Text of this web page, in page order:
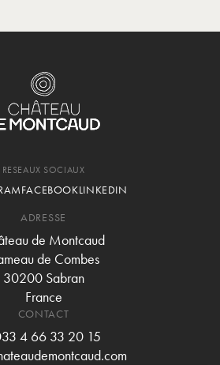
RESEAUX SOCIAUX
FACEBOOKLINKEDIN
ADRESSE
de Montcaud
de Combes
30200 Sabran
France
CONTACT
4 66 33 20 15